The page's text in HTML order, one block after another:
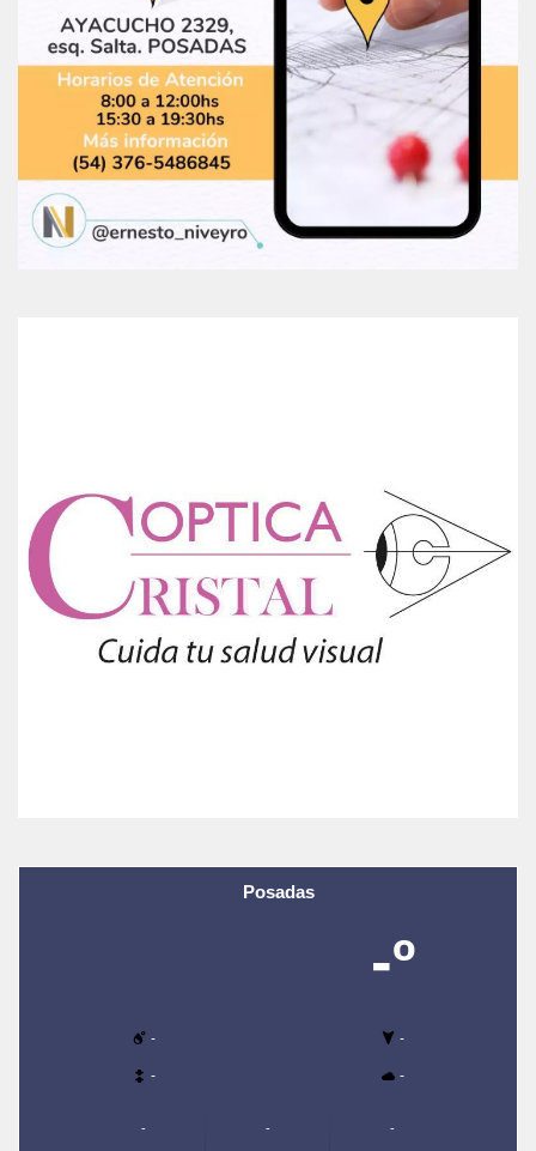
Posadas
-º
- -
- -
- - -